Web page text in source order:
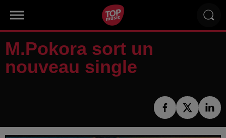
M.Pokora sort un
nouveau single